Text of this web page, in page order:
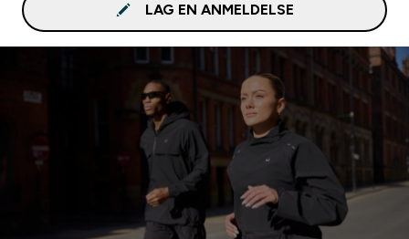
LAG EN ANMELDELSE